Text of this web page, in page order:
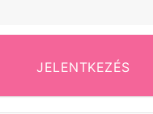
JELENTKEZÉS